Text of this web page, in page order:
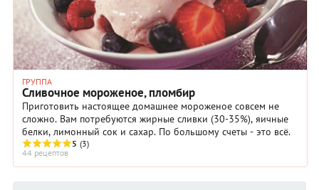
ГРУППА
Сливочное мороженое, пломбир
Приготовить настоящее домашнее мороженое совсем не
сложно. Вам потребуются жирные сливки (30-35%), яичные
белки, лимонный сок и сахар. По большому счеты - это всё.
5 (3)
44 рецептов